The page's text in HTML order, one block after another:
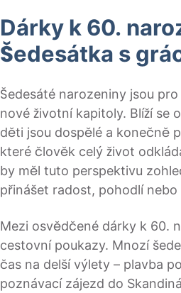
Dárky k 60.
Šedesátka s
Šedesáté narozeniny jsou
nové životní kapitoly. Blíží se
děti jsou dospělé a konečně
které člověk celý život
by měl tuto perspektivu
přinášet radost, pohodlí
Mezi osvědčené dárky k 60.
cestovní poukazy. Mnozí
čas na delší výlety – plavba
poznávací zájezd do